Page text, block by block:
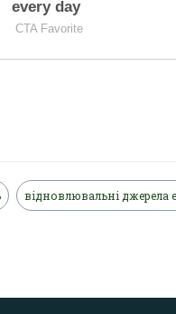
відновлювальні джерела